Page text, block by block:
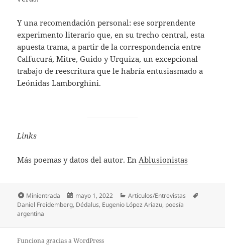
Y una recomendación personal: ese sorprendente
experimento literario que, en su trecho central, esta
apuesta trama, a partir de la correspondencia entre
Calfucurá, Mitre, Guido y Urquiza, un excepcional
trabajo de reescritura que le habría entusiasmado a
Leónidas Lamborghini.
Links
Más poemas y datos del autor. En Ablusionistas
Formato
Minientrada
Publicado
el
mayo 1, 2022 Categorías
Artículos/Entrevistas
Daniel Freidemberg, Dédalus, Eugenio López Ariazu, poesía
argentina
Funciona gracias a WordPress